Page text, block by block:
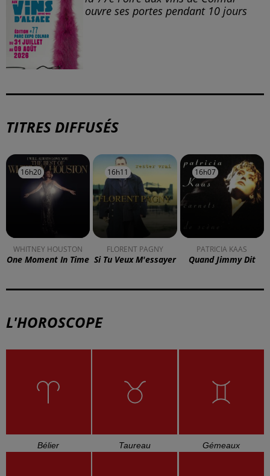
À LA UNE
DKL en direct du Casino Barrière
Blotzheim !
trois mois de prison avec sursis...